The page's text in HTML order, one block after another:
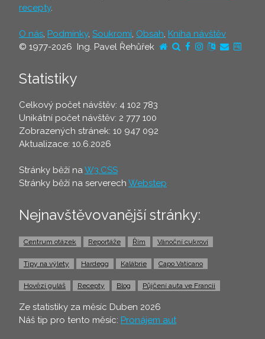
recepty.
O nás, Podmínky, Soukromí, Obsah, Kniha návštěv
© 1977-2026 Ing. Pavel Řehůřek
Statistiky
Celkový počet návštěv: 4 102 783
Unikátní počet návštěv: 2 777 100
Zobrazených stránek: 10 947 092
Aktualizace: 10.6.2026
Stránky běží naW3.CSS
Stránky běží na serverech Webstep
Nejnavštěvovanější stránky:
Centrum otázek Reportáže Řím Vánoční cukroví
Tipy na výlety Hardegg Kalábrie Capo Vaticano
Hovězí guláš Recepty Blog Půjčení auta ve Francii
Ze statistiky za měsíc Duben 2026
Náš tip pro tento měsíc: Pronájem aut